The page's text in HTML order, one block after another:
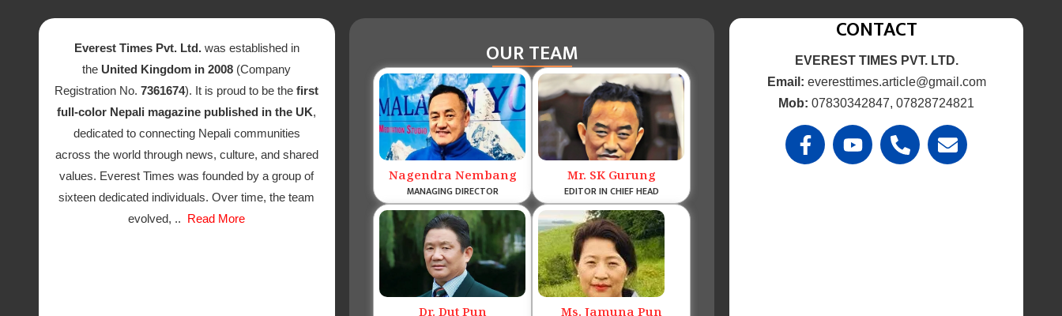
Everest Times Pvt. Ltd. was established in
the United Kingdom in 2008 (Company
Registration No.7361674). It is proud to be thefirst
full-color Nepali magazine published in the UK,
dedicated to connecting Nepali communities
across the world through news, culture, and shared
values. Everest Times was founded by a group of
sixteen dedicated individuals. Over time, the team
evolved, .. Read More
OUR TEAM
Nagendra Nembang
MANAGING DIRECTOR
Mr. SK Gurung
EDITOR IN CHIEF HEAD
CONTACT
EVEREST TIMES PVT. LTD.
Email: everesttimes.article@gmail.com
Mob: 07830342847, 07828724821